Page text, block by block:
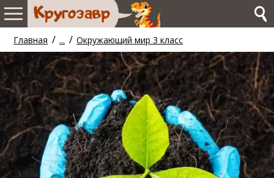
Главная / ... / Окружающий мир 3 класс